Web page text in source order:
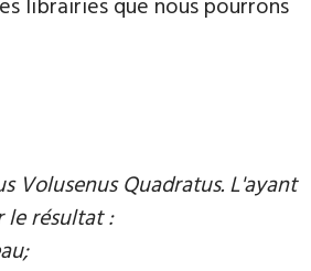
librairies que nous pourrons
Volusenus Quadratus. L'ayant
le résultat :